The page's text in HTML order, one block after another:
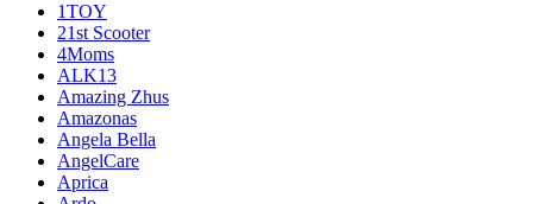
1TOY
21st Scooter
4Moms
ALK13
Amazing Zhus
Amazonas
Angela Bella
AngelCare
Aprica